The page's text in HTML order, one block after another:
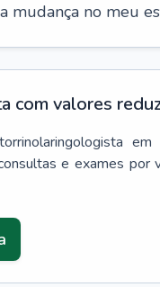
mudança no meu
com valores
em
e exames por